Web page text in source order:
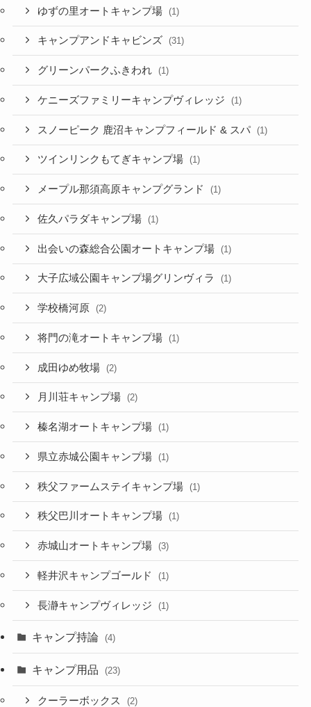
ゆずの里オートキャンプ場 (1)
キャンプアンドキャビンズ (31)
グリーンパークふきわれ (1)
ケニーズファミリーキャンプヴィレッジ (1)
スノーピーク 鹿沼キャンプフィールド & スパ (1)
ツインリンクもてぎキャンプ場 (1)
メープル那須高原キャンプグランド (1)
佐久パラダキャンプ場 (1)
出会いの森総合公園オートキャンプ場 (1)
大子広域公園キャンプ場グリンヴィラ (1)
学校橋河原 (2)
将門の滝オートキャンプ場 (1)
成田ゆめ牧場 (2)
月川荘キャンプ場 (2)
榛名湖オートキャンプ場 (1)
県立赤城公園キャンプ場 (1)
秩父ファームステイキャンプ場 (1)
秩父巴川オートキャンプ場 (1)
赤城山オートキャンプ場 (3)
軽井沢キャンプゴールド (1)
長瀞キャンプヴィレッジ (1)
キャンプ持論 (4)
キャンプ用品 (23)
クーラーボックス (2)